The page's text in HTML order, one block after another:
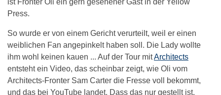
ist Fronter Oli ein gern gesehener Gast in der Yellow
Press.
So wurde er von einem Gericht verurteilt, weil er einen
weiblichen Fan angepinkelt haben soll. Die Lady wollte
ihm wohl keinen kauen ... Auf der Tour mitArchitects
entsteht ein Video, das scheinbar zeigt, wie Oli vom
Architects-Fronter Sam Carter die Fresse voll bekommt,
und das bei YouTube landet. Dass das nur gestellt ist,